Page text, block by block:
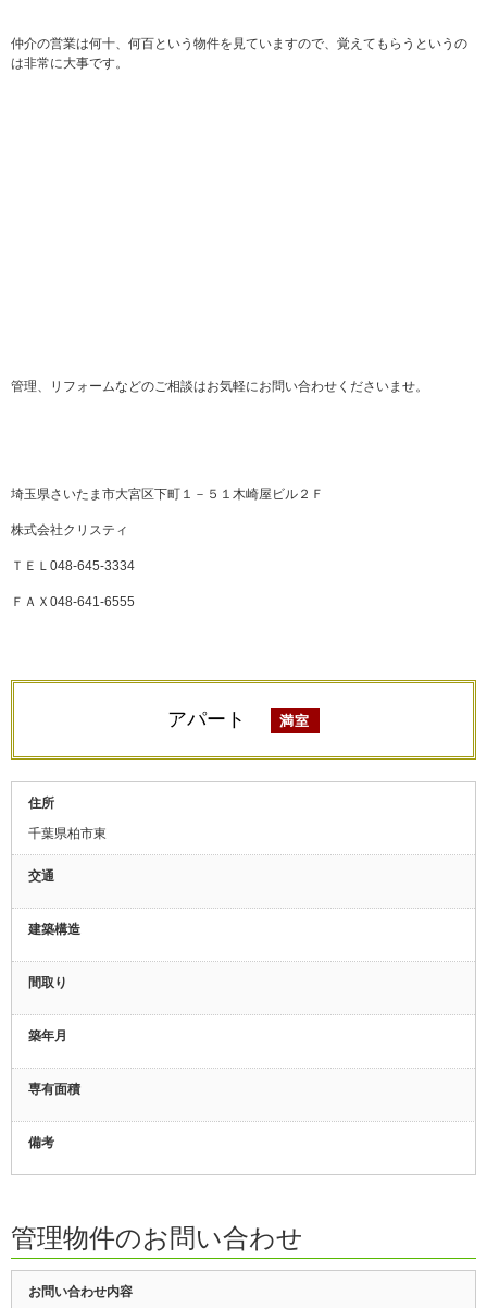
仲介の営業は何十、何百という物件を見ていますので、覚えてもらうというの
は非常に大事です。
管理、リフォームなどのご相談はお気軽にお問い合わせくださいませ。
埼玉県さいたま市大宮区下町１－５１木崎屋ビル２Ｆ
株式会社クリスティ
ＴＥＬ048-645-3334
ＦＡＸ048-641-6555
アパート 満室
住所
千葉県柏市東
交通
建築構造
間取り
築年月
専有面積
備考
管理物件のお問い合わせ
お問い合わせ内容